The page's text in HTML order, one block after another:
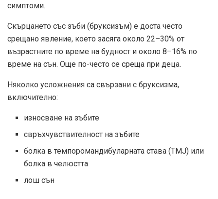
симптоми.
Скърцането със зъби (бруксизъм) е доста често
срещано явление, което засяга около 22–30% от
възрастните по време на будност и около 8–16% по
време на сън. Още по-често се среща при деца.
Няколко усложнения са свързани с бруксизма,
включително:
износване на зъбите
свръхчувствителност на зъбите
болка в темпоромандибуларната става (TMJ) или
болка в челюстта
лош сън